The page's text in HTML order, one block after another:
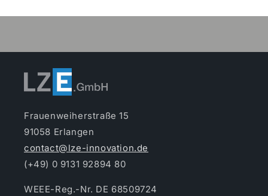
Frauenweiherstraße 15
91058 Erlangen
contact@lze-innovation.de
(+49) 0 9131 92894 80
WEEE-Reg.-Nr. DE 68509724